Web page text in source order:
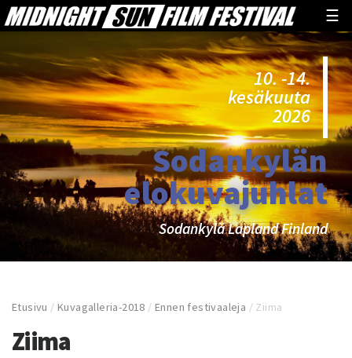
☰
10. -14.
kesäkuuta
2026
Sodankylän
elokuvajuhlat
Sodankylä Lapland Finland
Etusivu /Kuvagalleria-2018 /Ennen festivaaleja / Ziima
Ziima